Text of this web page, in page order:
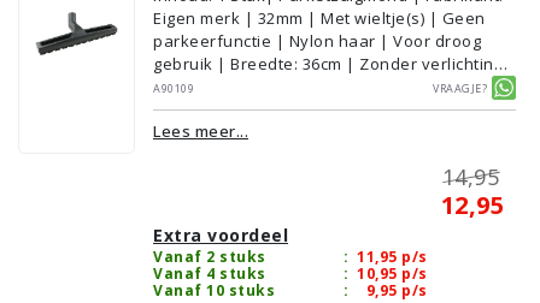
Eigen merk | 32mm | Met wieltje(s) | Geen
parkeerfunctie | Nylon haar | Voor droog
gebruik | Breedte: 36cm | Zonder verlichting |
Zonder kliksysteem | Zwart | Alternatief |
Geschikt voor vloertype: Plavuizen/Tegels,
Parket/Laminaat, PVC/Vinyl
A90109 Vraagje?
Lees meer...
14,95
12,95
Extra voordeel
Vanaf 2 stuks : 11,95 p/s
Vanaf 4 stuks
: 10,95 p/s
Vanaf 10 stuks
: 9,95 p/s